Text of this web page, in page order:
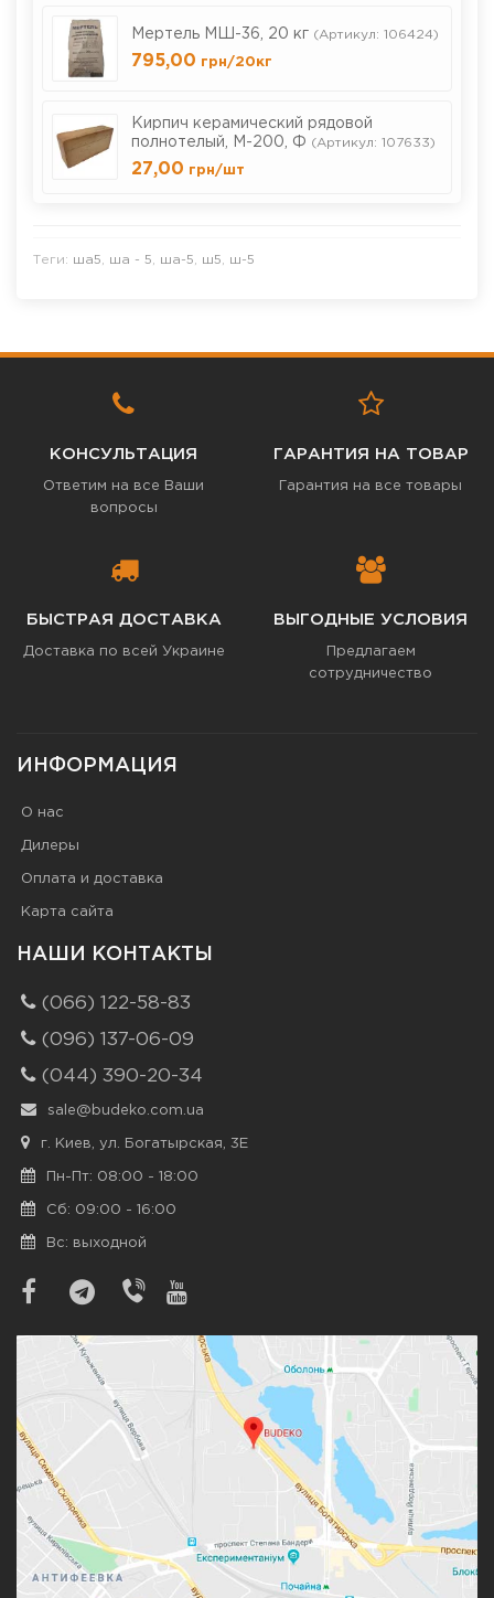
Мертель МШ-36, 20 кг (Артикул: 106424)
795,00 грн/20кг
Кирпич керамический рядовой
полнотелый, М-200, Ф (Артикул: 107633)
27,00 грн/шт
Теги: ша5 ша - 5 ша-5 ш5 ш-5
КОНСУЛЬТАЦИЯ
Ответим на все Ваши
вопросы
ГАРАНТИЯ НА ТОВАР
Гарантия на все товары
БЫСТРАЯ ДОСТАВКА
Доставка по всей Украине
ВЫГОДНЫЕ УСЛОВИЯ
Предлагаем
сотрудничество
ИНФОРМАЦИЯ
О нас
Дилеры
Оплата и доставка
Карта сайта
НАШИ КОНТАКТЫ
(066) 122-58-83
(096) 137-06-09
(044) 390-20-34
sale@budeko.com.ua
г. Киев, ул. Богатырская, 3Е
Пн-Пт: 08:00 - 18:00
Сб: 09:00 - 16:00
Вс: выходной